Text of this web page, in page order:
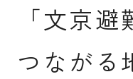
「文京
つながる